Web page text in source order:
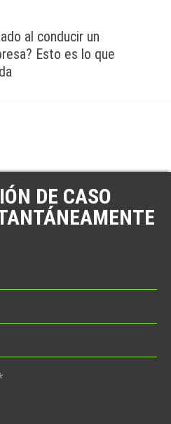
al conducir un
Esto es lo que
DE CASO